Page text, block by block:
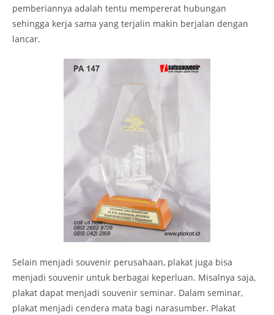
pemberiannya adalah tentu mempererat hubungan
sehingga kerja sama yang terjalin makin berjalan dengan
lancar.
Selain menjadi souvenir perusahaan, plakat juga bisa
menjadi souvenir untuk berbagai keperluan. Misalnya saja,
plakat dapat menjadi souvenir seminar. Dalam seminar,
plakat menjadi cendera mata bagi narasumber. Plakat